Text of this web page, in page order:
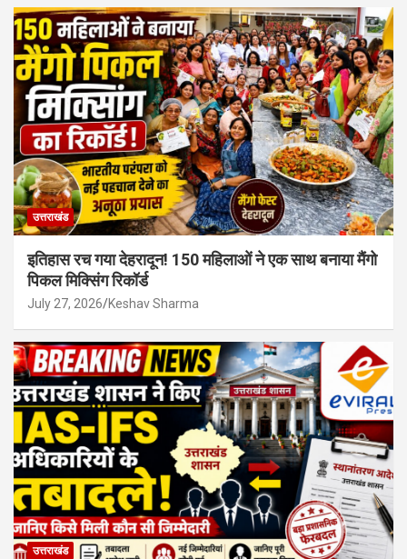
उत्तराखंड
इतिहास रच गया देहरादून! 150 महिलाओं ने एक साथ बनाया मैंगो
पिकल मिक्सिंग रिकॉर्ड
July 27, 2026 Keshav Sharma
उत्तराखंड